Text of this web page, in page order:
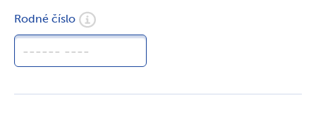
Úvodní stránka
Rodné číslo